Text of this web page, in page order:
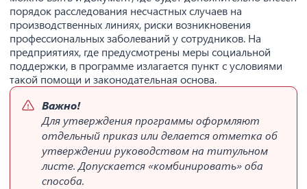
порядок расследования несчастных случаев на
производственных линиях, риски возникновения
профессиональных заболеваний у сотрудников. На
предприятиях, где предусмотрены меры социальной
поддержки, в программе излагается пункт с условиями
такой помощи и законодательная основа.
Важно!
Для утверждения программы оформляют
отдельный приказ или делается отметка об
утверждении руководством на титульном
листе. Допускается «комбинировать» оба
способа.